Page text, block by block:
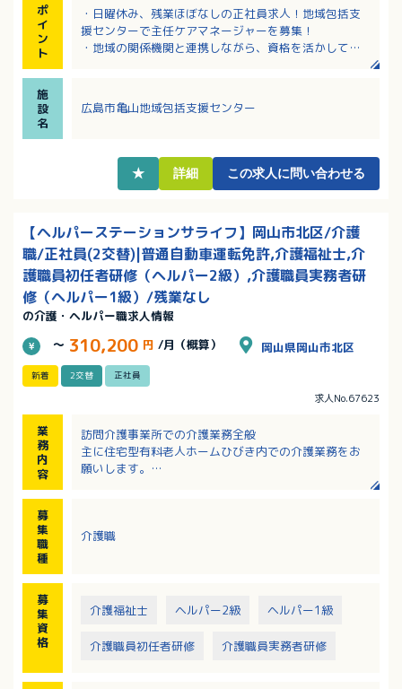
ポ
イ
ン
ト
・日曜休み、残業ほぼなしの正社員求人！地域包括支
援センターで主任ケアマネージャーを募集！
・地域の関係機関と連携しながら、資格を活かして高
す！
・月平均時間外労働は1時間と少なく、プライベートと
続による特別休暇もあります
・マイカー通勤可・駐車場完備で通勤手当は実費支給
施
設
名
広島市亀山地域包括支援センター
★ 詳細 この求人に問い合わせる
【ヘルパーステーションサライフ】岡山市北区/介護
職/正社員(2交替)|普通自動車運転免許,介護福祉士,介
護職員初任者研修（ヘルパー2級）,介護職員実務者研
修（ヘルパー1級）/残業なし
の介護・ヘルパー職求人情報
～ 310,200 円 /月（概算） 岡山県岡山市北区
新着 2交替 正社員
求人No.67623
業
務
内
容
訪問介護事業所での介護業務全般
主に住宅型有料老人ホームひびき内での介護業務をお
願いします。
募
集
職
種
介護職
募
集
資
格
介護福祉士 ヘルパー2級 ヘルパー1級
介護職員初任者研修 介護職員実務者研修